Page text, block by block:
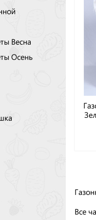
Весна
Осень
Все